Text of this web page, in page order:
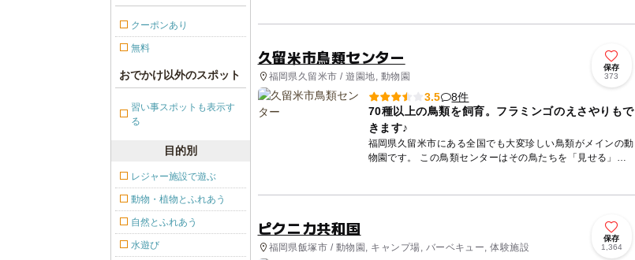
久留米市鳥類センター
福岡県久留米市 / 遊園地, 動物園
保存
373
3.5
8件
70種以上の鳥類を飼育。フラミンゴのえさやりもで
きます♪
福岡県久留米市にある全国でも大変珍しい鳥類がメインの動
物園です。 この鳥類センターはその鳥たちを「見せる」だ
ピクニカ共和国
福岡県飯塚市 / 動物園, キャンプ場, バーベキュー, 体験施設
保存
1,364
クーポンあり
無料
おでかけ以外のスポット
習い事スポットも表示す
る
目的別
レジャー施設で遊ぶ
動物・植物とふれあう
自然とふれあう
水遊び